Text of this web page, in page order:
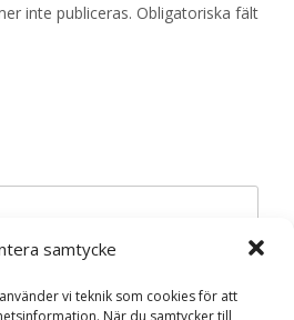
samtycke
vi teknik som cookies för att
När du samtycker till
inte publiceras. Obligatoriska fält